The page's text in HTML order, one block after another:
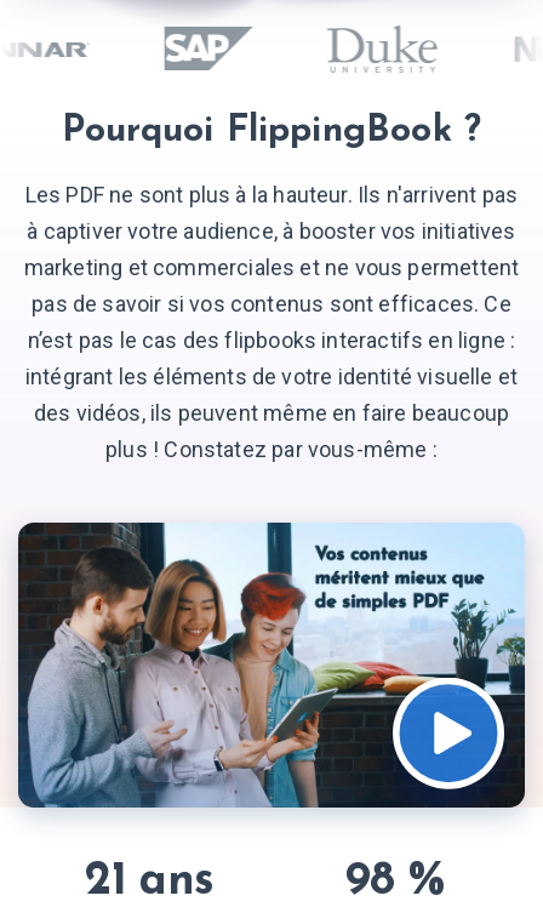
Pourquoi FlippingBook ?
Les PDF ne sont plus à la hauteur. Ils n'arrivent pas
à captiver votre audience, à booster vos initiatives
marketing et commerciales et ne vous permettent
pas de savoir si vos contenus sont efficaces. Ce
n’est pas le cas des flipbooks interactifs en ligne :
intégrant les éléments de votre identité visuelle et
des vidéos, ils peuvent même en faire beaucoup
plus ! Constatez par vous-même :
21 ans 98 %